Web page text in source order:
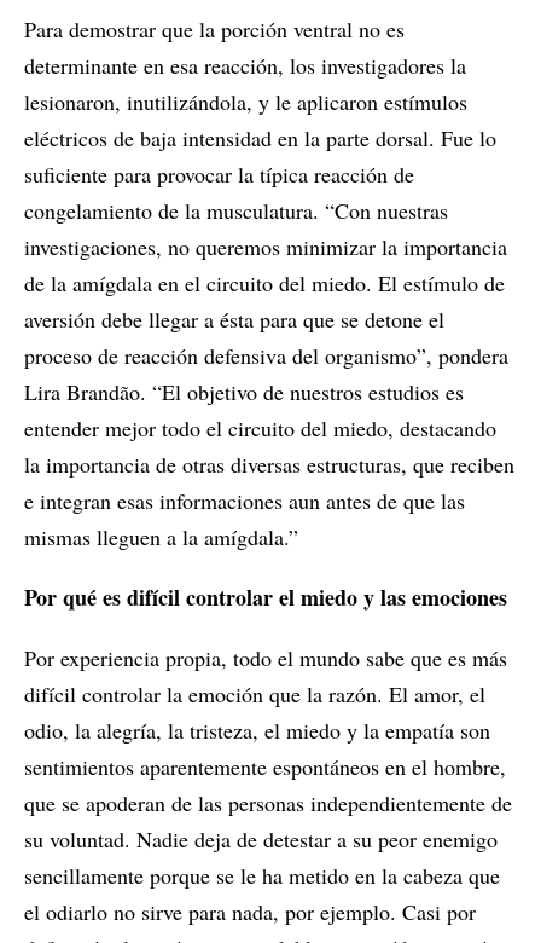
Para demostrar que la porción ventral no es
determinante en esa reacción, los investigadores la
lesionaron, inutilizándola, y le aplicaron estímulos
eléctricos de baja intensidad en la parte dorsal. Fue lo
suficiente para provocar la típica reacción de
congelamiento de la musculatura. “Con nuestras
investigaciones, no queremos minimizar la importancia
de la amígdala en el circuito del miedo. El estímulo de
aversión debe llegar a ésta para que se detone el
proceso de reacción defensiva del organismo”, pondera
Lira Brandão. “El objetivo de nuestros estudios es
entender mejor todo el circuito del miedo, destacando
la importancia de otras diversas estructuras, que reciben
e integran esas informaciones aun antes de que las
mismas lleguen a la amígdala.”
Por qué es difícil controlar el miedo y las emociones
Por experiencia propia, todo el mundo sabe que es más
difícil controlar la emoción que la razón. El amor, el
odio, la alegría, la tristeza, el miedo y la empatía son
sentimientos aparentemente espontáneos en el hombre,
que se apoderan de las personas independientemente de
su voluntad. Nadie deja de detestar a su peor enemigo
sencillamente porque se le ha metido en la cabeza que
el odiarlo no sirve para nada, por ejemplo. Casi por